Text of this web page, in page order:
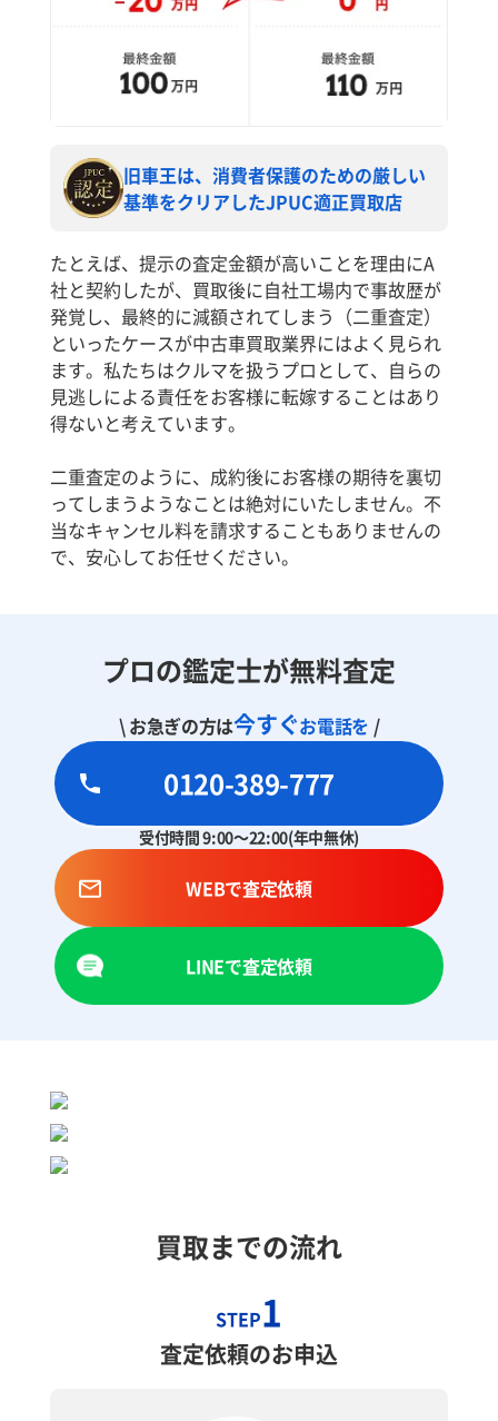
旧車王は、消費者保護のための厳しい
基準をクリアしたJPUC適正買取店
たとえば、提示の査定金額が高いことを理由にA
社と契約したが、買取後に自社工場内で事故歴が
発覚し、最終的に減額されてしまう（二重査定）
といったケースが中古車買取業界にはよく見られ
ます。私たちはクルマを扱うプロとして、自らの
見逃しによる責任をお客様に転嫁することはあり
得ないと考えています。
二重査定のように、成約後にお客様の期待を裏切
ってしまうようなことは絶対にいたしません。不
当なキャンセル料を請求することもありませんの
で、安心してお任せください。
プロの鑑定士が無料査定
\ お急ぎの方は今すぐお電話を /
0120-389-777
受付時間 9:00～22:00(年中無休)
WEBで査定依頼
LINEで査定依頼
買取までの流れ
STEP1
査定依頼のお申込